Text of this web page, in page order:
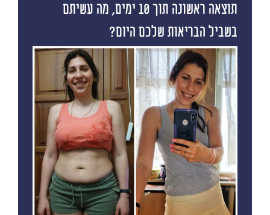
תוצאה ראשונה תוך 10 ימים, מה עשיתם
בשביל הבריאות שלכם היום?